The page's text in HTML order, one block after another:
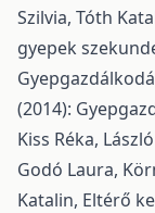
Szilvia, Tóth
gyepek
(2014):
Kiss Réka,
Godó Laura,
Katalin, Eltérő